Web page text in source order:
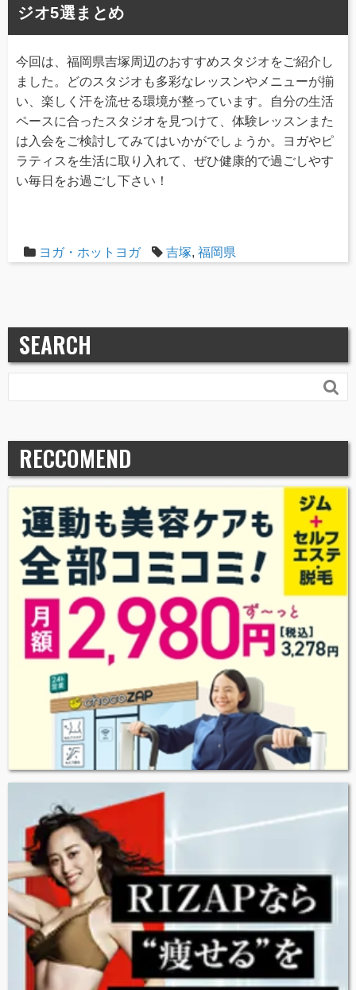
ジオ5選まとめ
今回は、福岡県吉塚周辺のおすすめスタジオをご紹介し
ました。どのスタジオも多彩なレッスンやメニューが揃
い、楽しく汗を流せる環境が整っています。自分の生活
ペースに合ったスタジオを見つけて、体験レッスンまた
は入会をご検討してみてはいかがでしょうか。ヨガやピ
ラティスを生活に取り入れて、ぜひ健康的で過ごしやす
い毎日をお過ごし下さい！
ヨガ・ホットヨガ 吉塚, 福岡県
SEARCH

RECCOMEND